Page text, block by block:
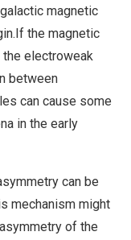
magnetic
the magnetic
electroweak
between
can cause some
in the early
can be
mechanism might
of the